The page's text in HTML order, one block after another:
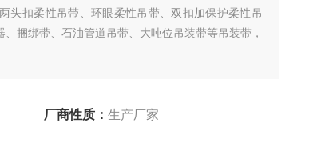
头扣柔性吊带、环眼柔性吊带、双扣加保护柔性吊
捆绑带、石油管道吊带、大吨位吊装带等吊装带，
厂商性质：生产厂家